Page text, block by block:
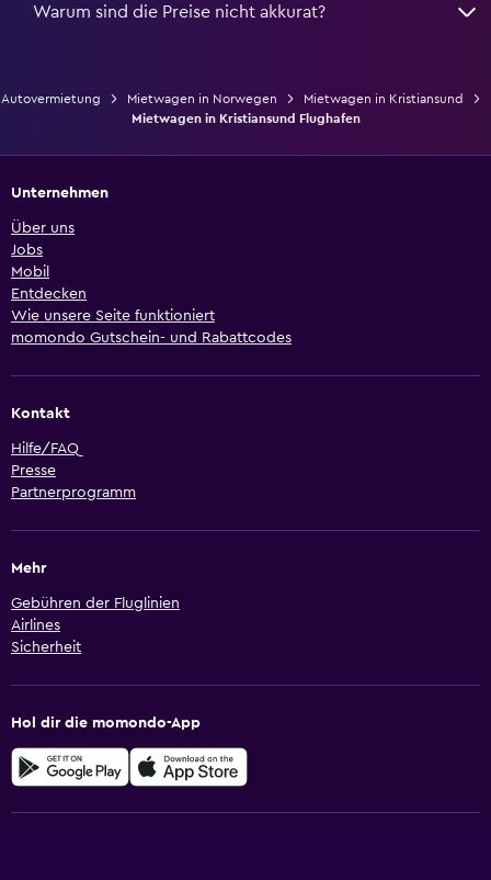
Warum sind die Preise nicht akkurat?
Autovermietung Mietwagen in Norwegen
Mietwagen in Kristiansund
Mietwagen in Kristiansund Flughafen
Unternehmen
Über uns
Jobs
Mobil
Entdecken
Wie unsere Seite funktioniert
momondo Gutschein- und Rabattcodes
Kontakt
Hilfe/FAQ
Presse
Partnerprogramm
Mehr
Gebühren der Fluglinien
Airlines
Sicherheit
Hol dir die momondo-App